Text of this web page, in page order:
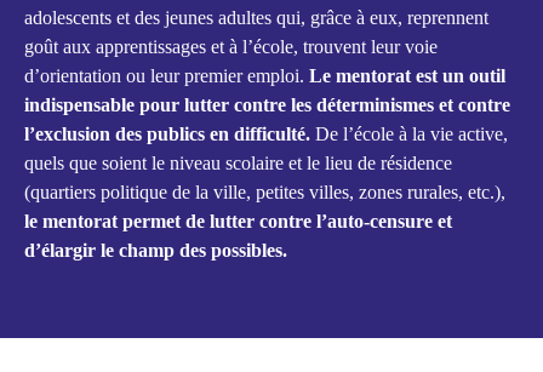
adolescents et des jeunes adultes qui, grâce à eux, reprennent
goût aux apprentissages et à l’école, trouvent leur voie
d’orientation ou leur premier emploi. Le mentorat est un outil
indispensable pour lutter contre les déterminismes et contre
l’exclusion des publics en difficulté. De l’école à la vie active,
quels que soient le niveau scolaire et le lieu de résidence
(quartiers politique de la ville, petites villes, zones rurales, etc.),
le mentorat permet de lutter contre l’auto-censure et
d’élargir le champ des possibles.